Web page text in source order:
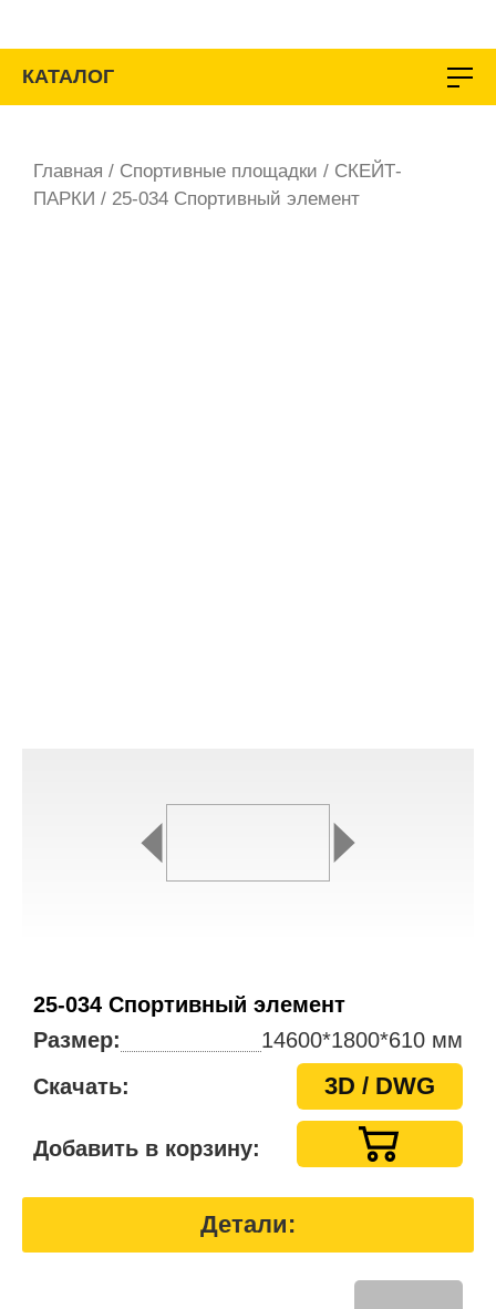
содержимому
КАТАЛОГ
Главная / Спортивные площадки / СКЕЙТ-
ПАРКИ / 25-034 Спортивный элемент
25-034 Спортивный элемент
Размер:
14600*1800*610 мм
Скачать:
3D / DWG
Добавить в корзину:
Детали: